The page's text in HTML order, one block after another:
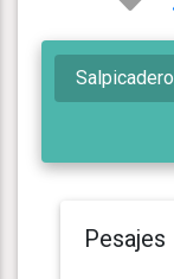
Salpicadero
Pesajes